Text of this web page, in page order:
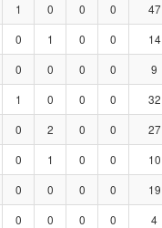
1 0 0 0 47
0 1 0 0 14
0 0 0 0 9
1 0 0 0 32
0 2 0 0 27
0 1 0 0 10
0 0 0 0 19
0 0 0 0 4